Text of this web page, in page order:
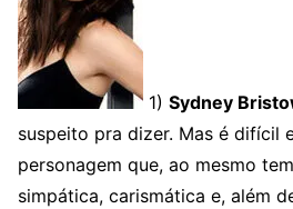
1) Sydney
suspeito pra dizer. Mas é difícil
personagem que, ao mesmo
simpática, carismática e, além